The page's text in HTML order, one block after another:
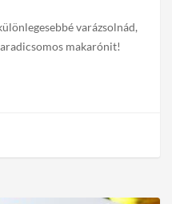
varázsolnád,
makarónit!